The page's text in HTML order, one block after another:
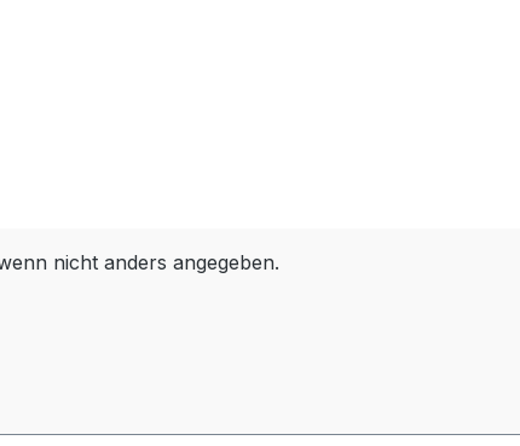
nicht anders angegeben.